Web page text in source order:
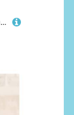
Wal Plüsch, Weiches Süßes Kuscheltier Puppenkissen Großes Maul Blauwal Plüsch Spielzeug Geschenke Für Kinder Geburtstag(40cm/15.7in)